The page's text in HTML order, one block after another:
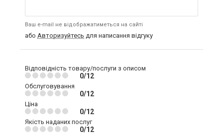
Ваш e-mail не відображатиметься на сайті
або Авторизуйтесь для написання відгуку
Відповідність товару/послуги з описом
0/12
Обслуговування
0/12
Ціна
0/12
Якість наданих послуг
0/12